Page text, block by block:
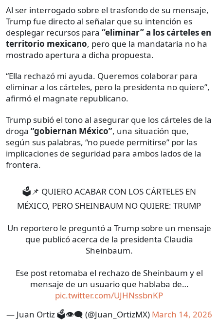
Al ser interrogado sobre el trasfondo de su mensaje,
Trump fue directo al señalar que su intención es
desplegar recursos para “eliminar” a los cárteles en
territorio mexicano, pero que la mandataria no ha
mostrado apertura a dicha propuesta.
“Ella rechazó mi ayuda. Queremos colaborar para
eliminar a los cárteles, pero la presidenta no quiere”,
afirmó el magnate republicano.
Trump subió el tono al asegurar que los cárteles de la
droga “gobiernan México”, una situación que,
según sus palabras, “no puede permitirse” por las
implicaciones de seguridad para ambos lados de la
frontera.
🗳️📌 QUIERO ACABAR CON LOS CÁRTELES EN
MÉXICO, PERO SHEINBAUM NO QUIERE: TRUMP
Un reportero le preguntó a Trump sobre un mensaje
que publicó acerca de la presidenta Claudia
Sheinbaum.
Ese post retomaba el rechazo de Sheinbaum y el
mensaje de un usuario que hablaba de…
pic.twitter.com/UJHNssbnKP
— Juan Ortiz 🗳️👁‍🗨 (@Juan_OrtizMX) March 14, 2026